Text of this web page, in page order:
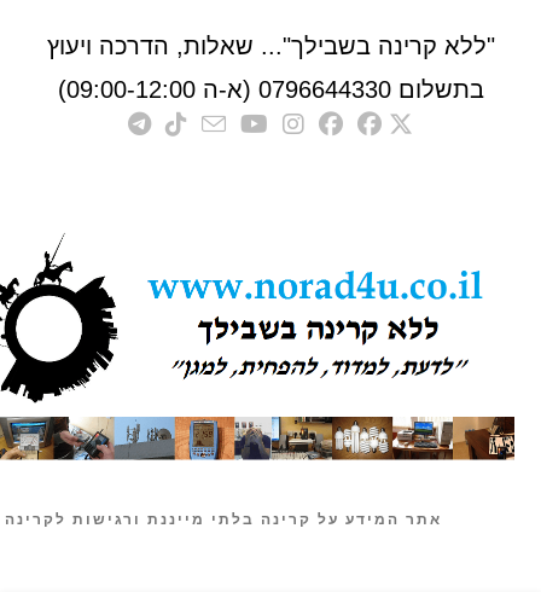
קרינה בשבילך"... שאלות, הדרכה ויעוץ
0796644330 (א-ה 09:00-12:00)
אתר המידע על קרינה בלתי מייננת ורגישות לקרינה